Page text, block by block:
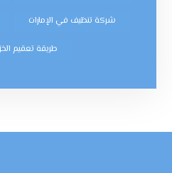
شركة تنظيف في الإمارات
طريقة تعقيم